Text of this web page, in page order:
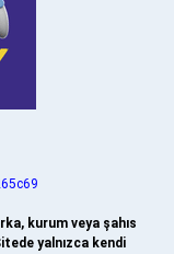
kurum veya şahıs
yalnızca kendi